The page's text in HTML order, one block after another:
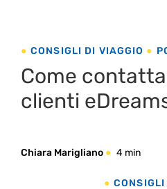
CONSIGLI DI VIAGGIO
Come
clienti
Chiara Marigliano 4 min